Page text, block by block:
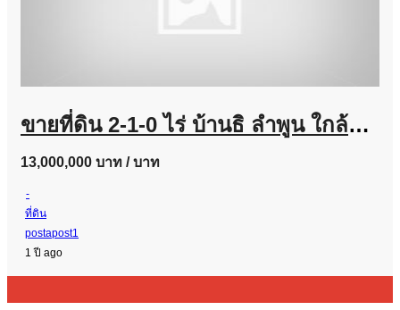
ขายที่ดิน 2-1-0 ไร่ บ้านธิ ลำพูน ใกล้สนามบินใหม่ เหมาะทำรีสอร์ต-เวิร์กช็อป-คาเฟ่ วิวพาโนรามา เพียง 13 ล้าน
13,000,000 บาท / บาท
-
ที่ดิน
postapost1
1 ปี ago